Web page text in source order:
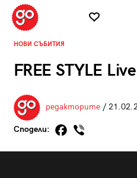
НОВИ СЪБИТИЯ
FREE STYLE
редакторите/
Сподели: